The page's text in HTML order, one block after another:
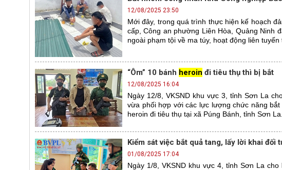
12/08/2025 23:50
Mới đây, trong quá trình thực hiện kế hoạch
cấp, Công an phường Liên Hòa, Quảng Ninh
ngoài phạm tội về ma túy, hoạt động liên tuyến
“Ôm” 10 bánh heroin đi tiêu thụ thì bị bắt
12/08/2025 16:04
Ngày 12/8, VKSND khu vực 3, tỉnh Sơn La
vừa phối hợp với các lực lượng chức năng
heroin đi tiêu thụ tại xã Púng Bánh, tỉnh Sơn La.
Kiểm sát việc bắt quả tang, lấy lời khai đối
01/08/2025 17:04
Ngày 1/8, VKSND khu vực 4, tỉnh Sơn La